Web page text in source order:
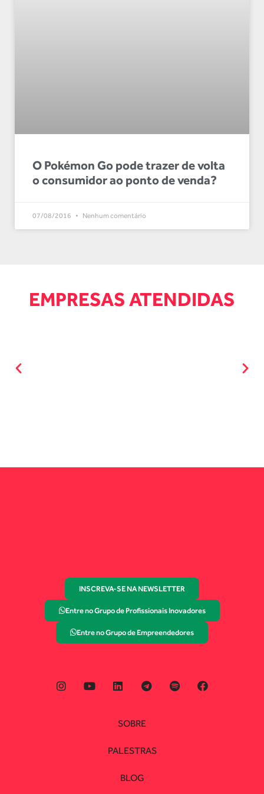
O Pokémon Go pode trazer de volta
o consumidor ao ponto de venda?
07/08/2016 Nenhum comentário
EMPRESAS ATENDIDAS
INSCREVA-SE NA NEWSLETTER
Entre no Grupo de Profissionais Inovadores
Entre no Grupo de Empreendedores
SOBRE
PALESTRAS
BLOG